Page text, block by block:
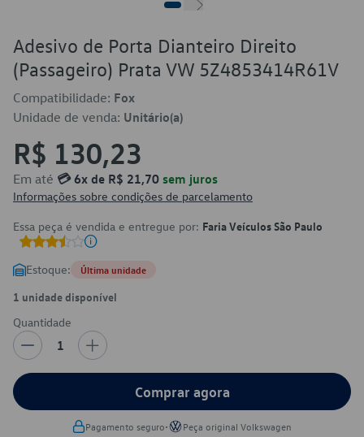
Adesivo de Porta Dianteiro Direito
(Passageiro) Prata VW 5Z4853414R61V
Compatibilidade: Fox
Unidade de venda: Unitário(a)
R$ 130,23
Em até 💳 6x de R$ 21,70 sem juros
Informações sobre condições de parcelamento
Essa peça é vendida e entregue por: Faria Veículos São Paulo
Estoque: Última unidade
1 unidade disponível
Quantidade
1
Comprar agora
Pagamento seguro• Peça original Volkswagen